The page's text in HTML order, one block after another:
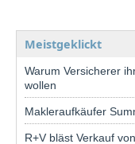
Meistgeklickt
Warum Versicherer
wollen
Makleraufkäufer
R+V bläst Verkauf